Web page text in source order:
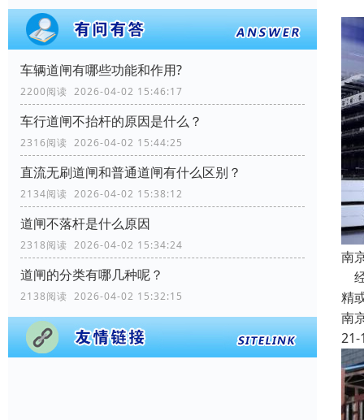
车辆道闸有哪些功能和作用?
2200阅读 2026-04-02 15:46:17
车行道闸不抬杆的原因是什么？
2316阅读 2026-04-02 15:44:25
直流无刷道闸和普通道闸有什么区别？
2134阅读 2026-04-02 15:38:12
道闸不落杆是什么原因
2318阅读 2026-04-02 15:34:24
道闸的分类有哪几种呢？
2138阅读 2026-04-02 15:32:15
南
精
南
21-